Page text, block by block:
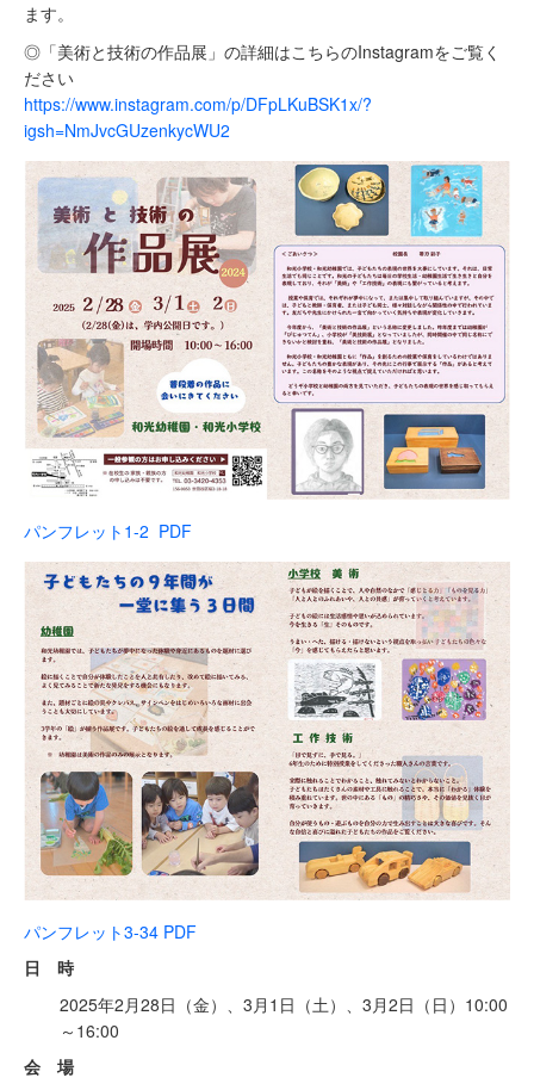
ます。
◎「美術と技術の作品展」の詳細はこちらのInstagramをご覧く
ださい
https://www.instagram.com/p/DFpLKuBSK1x/?
igsh=NmJvcGUzenkycWU2
パンフレット1-2 PDF
パンフレット3-34 PDF
日 時
2025年2月28日（金）、3月1日（土）、3月2日（日）10:00
～16:00
会 場